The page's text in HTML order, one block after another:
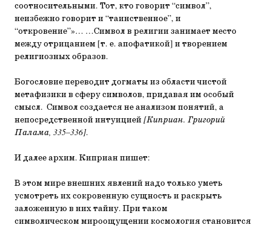
соотносительными. Тот, кто говорит “символ”,
неизбежно говорит и “таинственное”, и
“откровение”»… …Символ в религии занимает место
между отрицанием [т. е. апофатикой] и творением
религиозных образов.
Богословие переводит догматы из области чистой
метафизики в сферу символов, придавая им особый
смысл. Символ создается не анализом понятий, а
непосредственной интуицией[Киприан. Григорий
Палама, 335–336].
И далее архим. Киприан пишет:
В этом мире внешних явлений надо только уметь
усмотреть их сокровенную сущность и раскрыть
заложенную в них тайну. При таком
символическом мироощущении космология становится